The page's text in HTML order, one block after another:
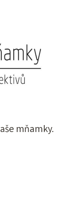
mňamky.